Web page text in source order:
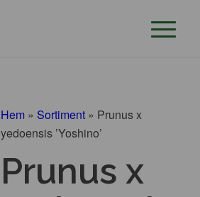
Hem » Sortiment » Prunus x
yedoensis ’Yoshino’
Prunus x